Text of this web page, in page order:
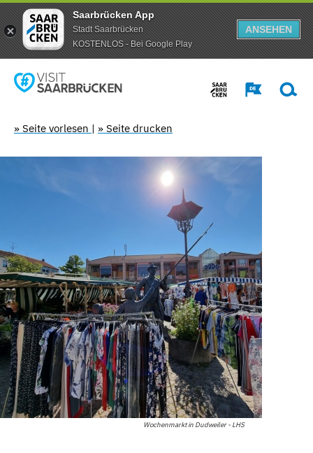
Saarbrücken App
Stadt Saarbrücken
KOSTENLOS - Bei Google Play
ANSEHEN
» Seite vorlesen | » Seite drucken
Wochenmarkt in Dudweiler - LHS